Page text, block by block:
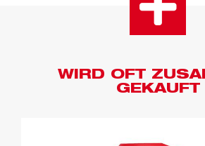
WIRD OFT
GEKAUFT